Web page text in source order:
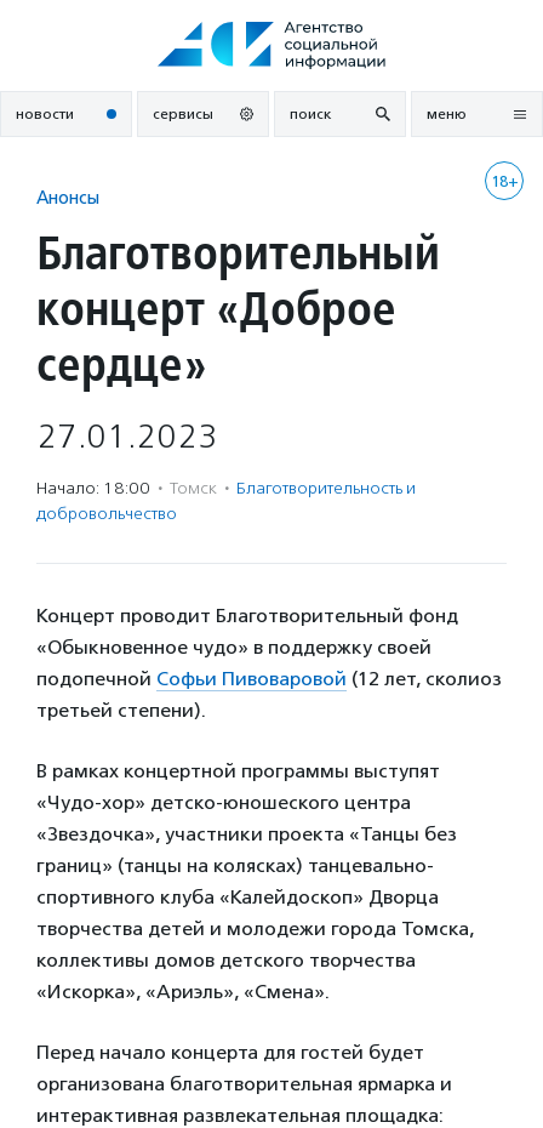
новости сервисы поиск меню
18+
Анонсы
Благотворительный
концерт «Доброе
сердце»
27.01.2023
Начало: 18:00 · Томск · Благотвори­тель­ность и
доброволь­чест­во
Концерт проводит Благотворительный фонд
«Обыкновенное чудо» в поддержку своей
подопечной Софьи Пивоваровой (12 лет, сколиоз
третьей степени).
В рамках концертной программы выступят
«Чудо-хор» детско-юношеского центра
«Звездочка», участники проекта «Танцы без
границ» (танцы на колясках) танцевально-
спортивного клуба «Калейдоскоп» Дворца
творчества детей и молодежи города Томска,
коллективы домов детского творчества
«Искорка», «Ариэль», «Смена».
Перед начало концерта для гостей будет
организована благотворительная ярмарка и
интерактивная развлекательная площадка: